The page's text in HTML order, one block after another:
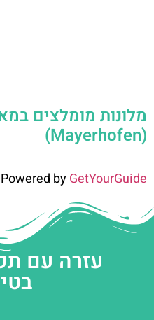
מלונות מומלצים
(Mayerhofen)
Powered byGetYourGuide
עזרה עם